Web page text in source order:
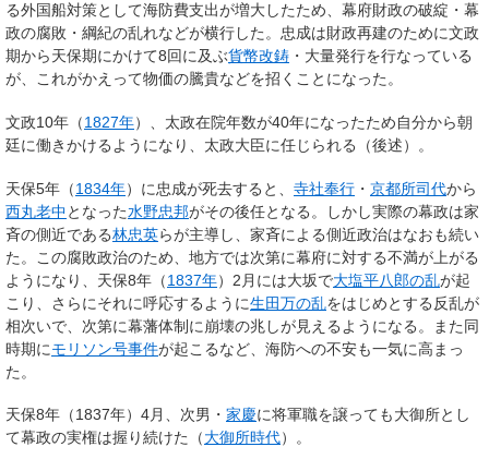
る外国船対策として海防費支出が増大したため、幕府財政の破綻・幕
政の腐敗・綱紀の乱れなどが横行した。忠成は財政再建のために文政
期から天保期にかけて8回に及ぶ貨幣改鋳 ・大量発行を行なっている
が、これがかえって物価の騰貴などを招くことになった。
文政10年（1827年）、太政在院年数が40年になったため自分から朝
廷に働きかけるようになり、太政大臣に任じられる（後述）。
天保5年（1834年）に忠成が死去すると、 寺社奉行 ・ 京都所司代から
西丸老中となった水野忠邦がその後任となる。しかし実際の幕政は家
斉の側近である林忠英らが主導し、家斉による側近政治はなおも続い
た。この腐敗政治のため、地方では次第に幕府に対する不満が上がる
ようになり、天保8年（1837年）2月には大坂で大塩平八郎の乱が起
こり、さらにそれに呼応するように生田万の乱をはじめとする反乱が
相次いで、次第に幕藩体制に崩壊の兆しが見えるようになる。また同
時期にモリソン号事件が起こるなど、海防への不安も一気に高まっ
た。
天保8年（1837年）4月、次男・ 家慶に将軍職を譲っても大御所とし
て幕政の実権は握り続けた（大御所時代）。